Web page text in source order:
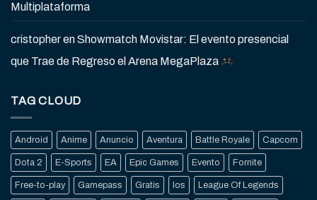
Multiplataforma
cristopherenShowmatch Movistar: El evento presencial
que Trae de Regreso el Arena MegaPlaza
TAG CLOUD
Android Anime Anuncio Aventura Battle Royale Capcom
Dota 2 E-Sports EA Epic Games Evento Fornite
Free-to-play Gamepass Gratis Ios League Of Legends